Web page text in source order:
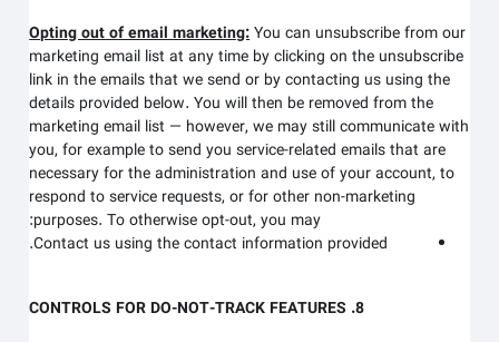
Opting out of email marketing:You can unsubscribe from our
marketing email list at any time by clicking on the unsubscribe
link in the emails that we send or by contacting us using the
details provided below. You will then be removed from the
marketing email list — however, we may still communicate with
you, for example to send you service-related emails that are
necessary for the administration and use of your account, to
respond to service requests, or for other non-marketing
purposes. To otherwise opt-out, you may:
Contact us using the contact information provided.